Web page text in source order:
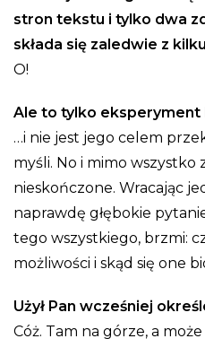
stron tekstu i tylko dwa
składa się zaledwie z
O!
Ale to tylko eksperyment
…i nie jest jego celem
myśli. No i mimo wszystko
nieskończone. Wracając
naprawdę głębokie
tego wszystkiego, brzmi:
możliwości i skąd się one
Użył Pan wcześniej
Cóż. Tam na górze, a